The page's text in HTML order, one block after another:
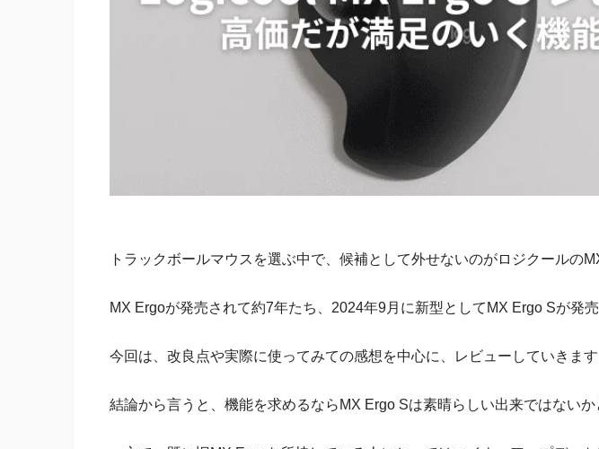
トラックボールマウスを選ぶ中で、候補として外せないのがロジクールの
MX Ergoが発売されて約7年たち、2024年9月に新型としてMX Ergo Sが発売
今回は、改良点や実際に使ってみての感想を中心に、レビューしていきます
結論から言うと、機能を求めるならMX Ergo Sは素晴らしい出来ではないか